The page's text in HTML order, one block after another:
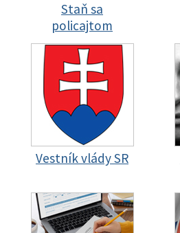
Staň sa
policajtom
Vestník vlády SR